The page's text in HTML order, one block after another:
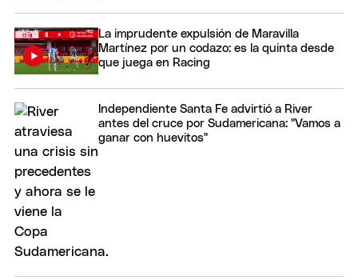
La imprudente expulsión de Maravilla
Martínez por un codazo: es la quinta desde
que juega en Racing
Independiente Santa Fe advirtió a River
antes del cruce por Sudamericana: "Vamos a
ganar con huevitos"